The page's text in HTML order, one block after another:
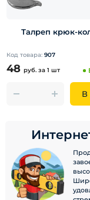
Талреп крюк-
Код товара: 907
48 руб. за 1 шт
В